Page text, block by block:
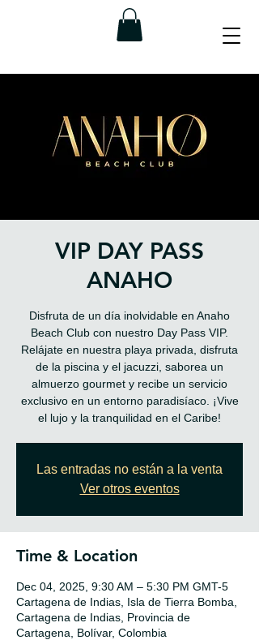
VIP DAY PASS
ANAHO
Disfruta de un día inolvidable en Anaho
Beach Club con nuestro Day Pass VIP.
Relájate en nuestra playa privada, disfruta
de la piscina y el jacuzzi, saborea un
almuerzo gourmet y recibe un servicio
exclusivo en un entorno paradisíaco. ¡Vive
Las entradas no están a la venta
Ver otros eventos
Time & Location
Dec 04, 2025, 9:30 AM – 5:30 PM GMT-5
Cartagena de Indias, Isla de Tierra Bomba,
Cartagena de Indias, Provincia de
Cartagena, Bolívar, Colombia